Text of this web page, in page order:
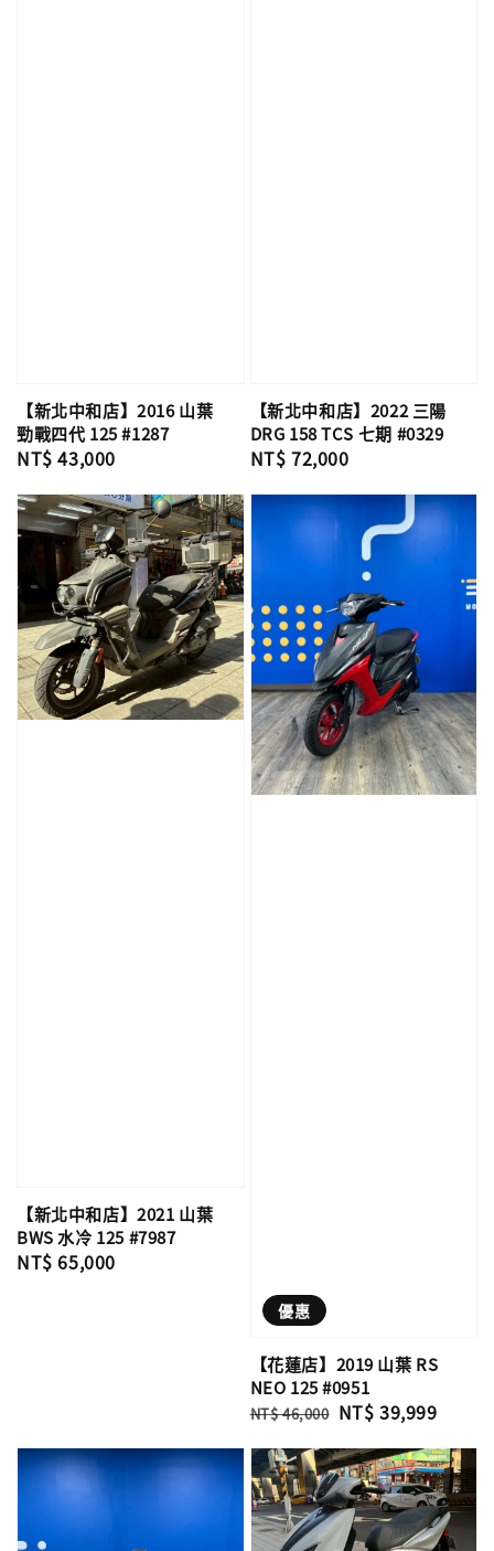
【新北中和店】2016 山葉
勁戰四代 125 #1287
Regular
NT$ 43,000
【新北中和店】2022 三陽
DRG 158 TCS 七期 #0329
Regular
NT$ 72,000
【新北中和店】2021 山葉
BWS 水冷 125 #7987
Regular
NT$ 65,000
優惠
【花蓮店】2019 山葉 RS
NEO 125 #0951
Regular
NT$ 46,000 Sale
NT$ 39,999